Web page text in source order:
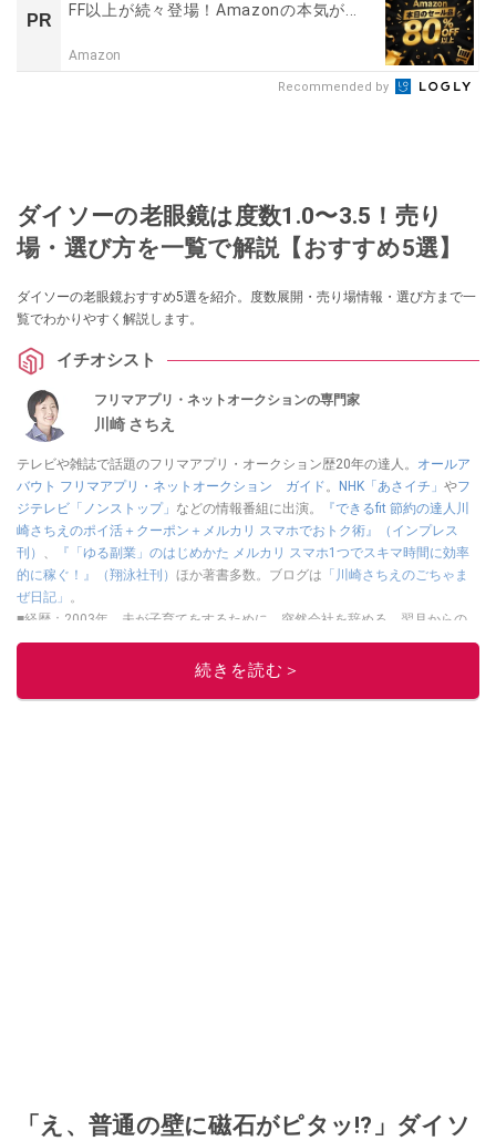
PR
FF以上が続々登場！Amazonの本気が...
Amazon
Recommended by
ダイソーの老眼鏡は度数1.0〜3.5！売り
場・選び方を一覧で解説【おすすめ5選】
ダイソーの老眼鏡おすすめ5選を紹介。度数展開・売り場情報・選び方まで一
覧でわかりやすく解説します。
イチオシスト
フリマアプリ・ネットオークションの専門家
川崎 さちえ
テレビや雑誌で話題のフリマアプリ・オークション歴20年の達人。 オールア
バウト フリマアプリ・ネットオークション ガイド 。 NHK「あさイチ」 やフ
ジテレビ「ノンストップ」 などの情報番組に出演。
『できるfit 節約の達人川
崎さちえのポイ活＋クーポン＋メルカリ スマホでおトク術』（インプレス
刊）
『「ゆる副業」のはじめかた メルカリ スマホ1つでスキマ時間に効率
的に稼ぐ！』（翔泳社刊） ほか著書多数。ブログは 「川崎さちえのごちゃま
ぜ日記」
。
■経歴：2003年、夫が子育てをするために、突然会社を辞める。翌月からの
給料が０円になり、家にいながら、しかも空いた時間でできるオークション
に目をつける。しかし、取引の仕方がわからずに、まずは落札者として参
続きを読む＞
「え、普通の壁に磁石がピタッ!?」ダイソ